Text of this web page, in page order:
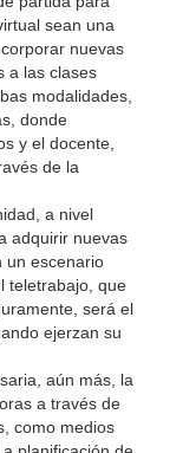
sean una
nuevas
a las clases
modalidades,
donde
y el docente,
de la
a nivel
adquirir nuevas
un escenario
teletrabajo, que
será el
ejerzan su
aún más, la
a través de
como medios